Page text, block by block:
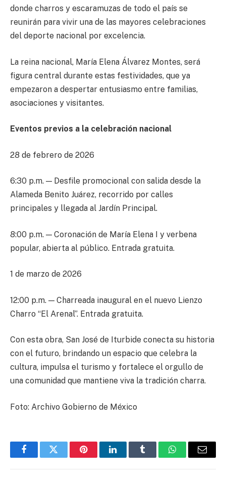
donde charros y escaramuzas de todo el país se
reunirán para vivir una de las mayores celebraciones
del deporte nacional por excelencia.
La reina nacional, María Elena Álvarez Montes, será
figura central durante estas festividades, que ya
empezaron a despertar entusiasmo entre familias,
asociaciones y visitantes.
Eventos previos a la celebración nacional
28 de febrero de 2026
6:30 p.m. — Desfile promocional con salida desde la
Alameda Benito Juárez, recorrido por calles
principales y llegada al Jardín Principal.
8:00 p.m. — Coronación de María Elena I y verbena
popular, abierta al público. Entrada gratuita.
1 de marzo de 2026
12:00 p.m. — Charreada inaugural en el nuevo Lienzo
Charro “El Arenal”. Entrada gratuita.
Con esta obra, San José de Iturbide conecta su historia
con el futuro, brindando un espacio que celebra la
cultura, impulsa el turismo y fortalece el orgullo de
una comunidad que mantiene viva la tradición charra.
Foto: Archivo Gobierno de México
FacebookTwitter PinterestLinkedInTumblr WhatsAppEmail